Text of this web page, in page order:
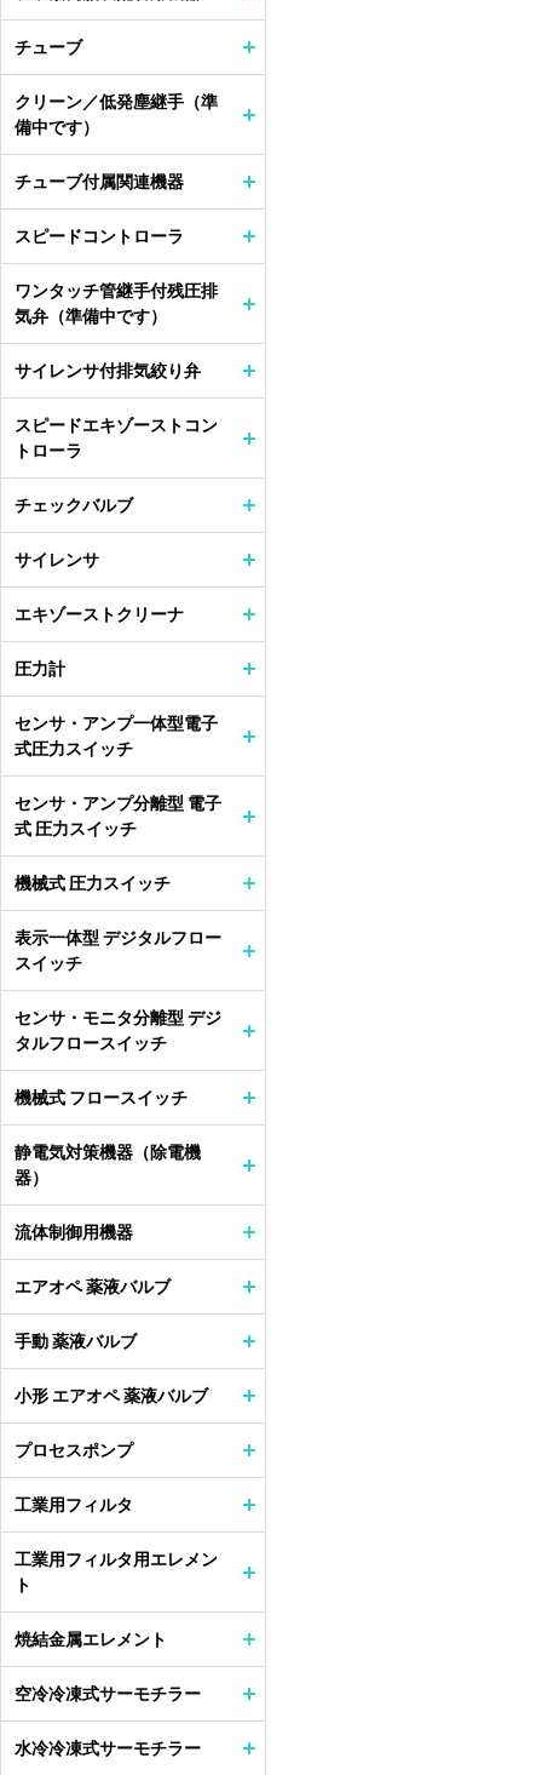
チューブ
クリーン／低発塵継手（準
備中です）
チューブ付属関連機器
スピードコントローラ
ワンタッチ管継手付残圧排
気弁（準備中です）
サイレンサ付排気絞り弁
スピードエキゾーストコン
トローラ
チェックバルブ
サイレンサ
エキゾーストクリーナ
圧力計
センサ・アンプ一体型電子
式圧力スイッチ
センサ・アンプ分離型 電子
式 圧力スイッチ
機械式 圧力スイッチ
表示一体型 デジタルフロー
スイッチ
センサ・モニタ分離型 デジ
タルフロースイッチ
機械式 フロースイッチ
静電気対策機器（除電機
器）
流体制御用機器
エアオペ 薬液バルブ
手動 薬液バルブ
小形 エアオペ 薬液バルブ
プロセスポンプ
工業用フィルタ
工業用フィルタ用エレメン
ト
焼結金属エレメント
空冷冷凍式サーモチラー
水冷冷凍式サーモチラー